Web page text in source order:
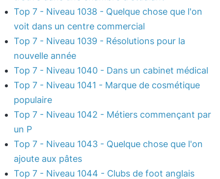
Top 7 - Niveau 1038 - Quelque chose que l'on
voit dans un centre commercial
Top 7 - Niveau 1039 - Résolutions pour la
nouvelle année
Top 7 - Niveau 1040 - Dans un cabinet médical
Top 7 - Niveau 1041 - Marque de cosmétique
populaire
Top 7 - Niveau 1042 - Métiers commençant par
un P
Top 7 - Niveau 1043 - Quelque chose que l'on
ajoute aux pâtes
Top 7 - Niveau 1044 - Clubs de foot anglais